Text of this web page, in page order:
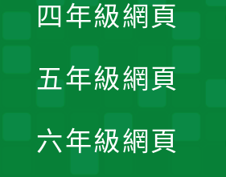
四年級網頁
五年級網頁
六年級網頁